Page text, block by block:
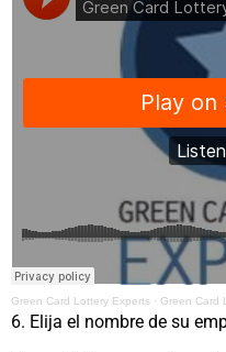
Green Card Lottery Experts · Green Card
6. Elija el nombre de su